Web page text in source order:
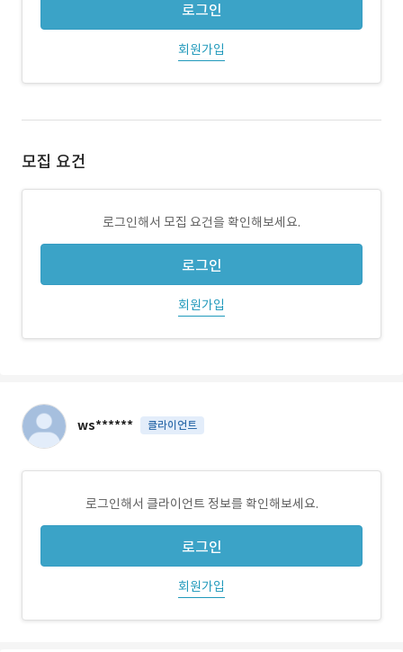
로그인
회원가입
모집 요건
로그인해서 모집 요건을 확인해보세요.
로그인
회원가입
ws****** 클라이언트
로그인해서 클라이언트 정보를 확인해보세요.
로그인
회원가입